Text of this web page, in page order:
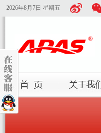
2026年8月7日 星期五